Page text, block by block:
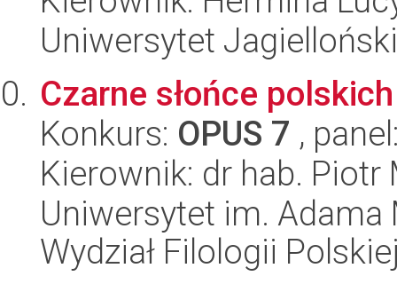
Uniwersytet
Czarne słońce
Konkurs: OPUS 7 ,
Kierownik: dr hab. Piotr
Uniwersytet im.
Wydział Filologii